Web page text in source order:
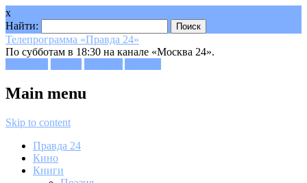
x
Найти:
Телепрограмма «Правда 24»
По субботам в 18:30 на канале «Москва 24».
Main menu
Skip to content
Правда 24
Кино
Книги